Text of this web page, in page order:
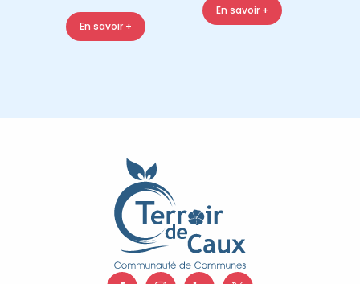
En savoir +
En savoir +